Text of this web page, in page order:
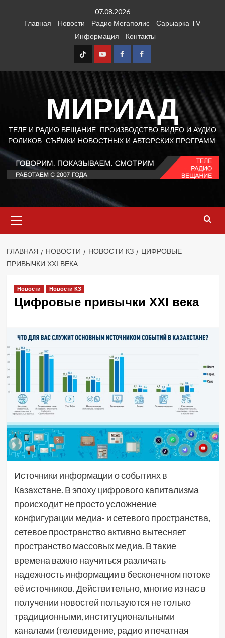
07.08.2026
Главная
Новости Радио Мегаполис
Сарыарка TV
Информация
Контакты
TT Youtube
FB1 FB2
МИРИАД
ТЕЛЕ И РАДИО ВЕЩАНИЕ. ПРОИЗВОДСТВО ВИДЕО И АУДИО
РОЛИКОВ. СЪЁМКИ НОВОСТНЫХ И АВТОРСКИХ ПРОГРАММ.
меню
ГЛАВНАЯ НОВОСТИ НОВОСТИ КЗ
ЦИФРОВЫЕ
ПРИВЫЧКИ XXI ВЕКА
Новости Новости КЗ
Цифровые привычки XXI века
Источники информации о событиях в
Казахстане. В эпоху цифрового капитализма
происходит не просто усложнение
конфигурации медиа- и сетевого пространства,
сетевое пространство активно вытесняет
пространство массовых медиа. В такие
времена важно научиться различать
надежность информации в бесконечном потоке
её источников. Действительно, многие из нас в
получении новостей пользуются не только
традиционными, институциональными
каналами (телевидение, радио и печатная